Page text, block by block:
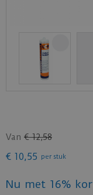
Van € 12,58
€ 10,55 per stuk
Nu met 16%